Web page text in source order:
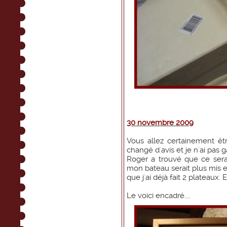
30 novembre 2009
Vous allez certainement
changé d'avis et je n'ai pas
Roger a trouvé que ce
mon bateau serait plus mis
que j'ai déjà fait 2 plateaux.
Le voici encadré....